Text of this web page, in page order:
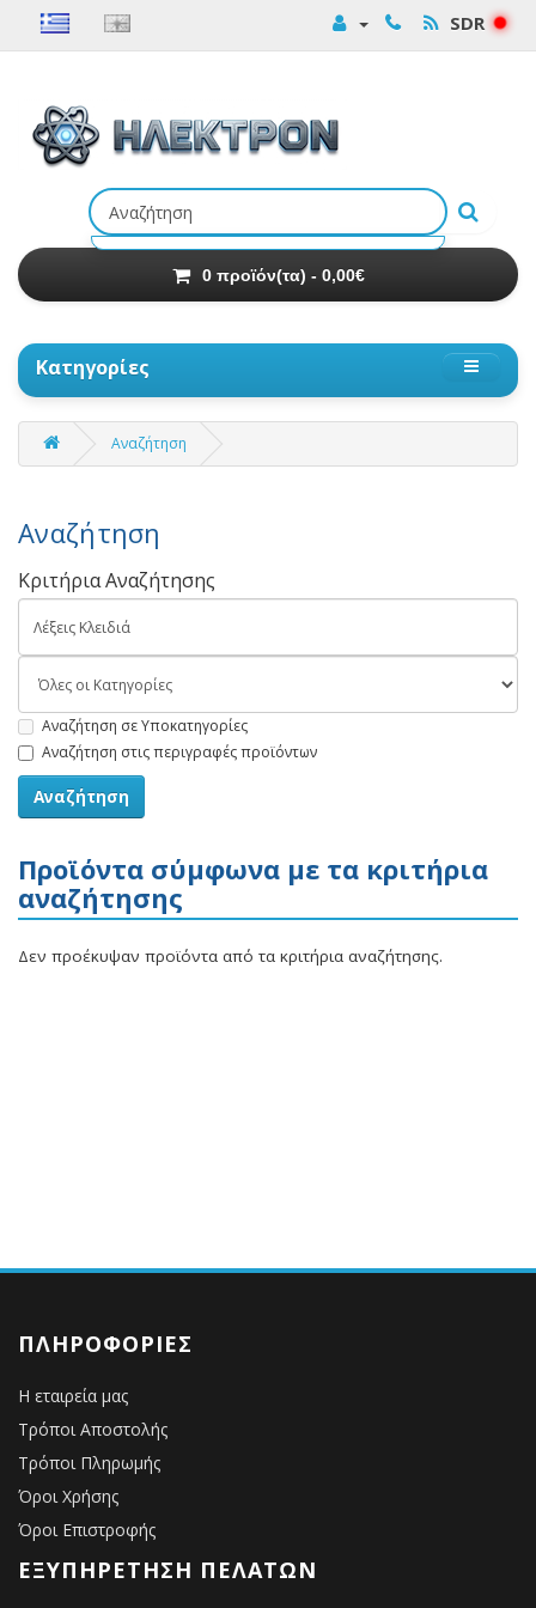
SDR
0 προϊόν(τα) - 0,00€
Κατηγορίες
Αναζήτηση
Αναζήτηση
Κριτήρια Αναζήτησης
Αναζήτηση σε Υποκατηγορίες
Αναζήτηση στις περιγραφές προϊόντων
Προϊόντα σύμφωνα με τα κριτήρια
αναζήτησης
Δεν προέκυψαν προϊόντα από τα κριτήρια αναζήτησης.
ΠΛΗΡΟΦΟΡΊΕΣ
Η εταιρεία μας
Τρόποι Αποστολής
Τρόποι Πληρωμής
Όροι Χρήσης
Όροι Επιστροφής
ΕΞΥΠΗΡΈΤΗΣΗ ΠΕΛΑΤΏΝ